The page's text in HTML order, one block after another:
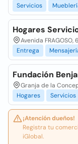
Servicios
Hogares
Avenida FRAGOSO,
Entrega
Fundación
Granja de la
Hogares
Servicios
¡Atención dueños!
Registra tu
iGlobal.